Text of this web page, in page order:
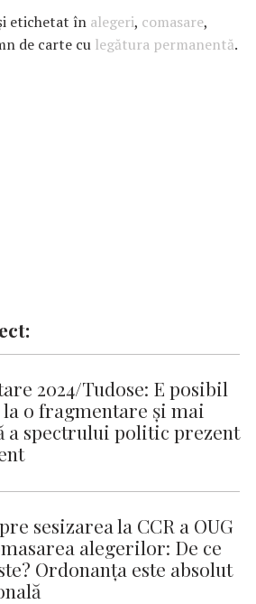
k
e
ai
l
se
n
p
y
etichetat în alegeri, comasare,
de carte cu legătura permanentă.
2024/Tudose: E posibil
la o fragmentare şi mai
a spectrului politic prezent
sesizarea la CCR a OUG
alegerilor: De ce
Ordonanţa este absolut